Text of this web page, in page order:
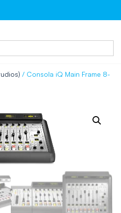
/ Consola iQ Main Frame 8-